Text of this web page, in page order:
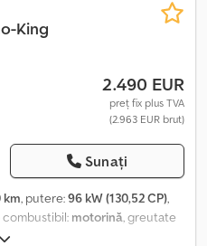
King
2.490 EUR
preț fix plus TVA
(2.963 EUR brut)
Sunați
km, putere:96 kW (130,52 CP),
combustibil: motorină, greutate
de angrenaj: